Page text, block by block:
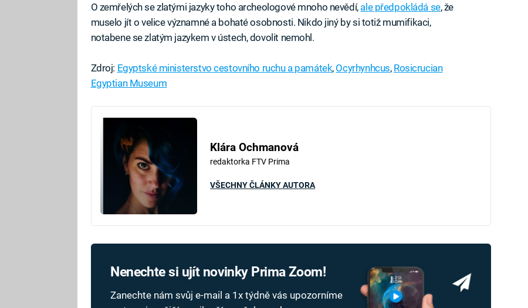
O zemřelých se zlatými jazyky toho archeologové mnoho nevědí, ale předpokládá se, že
muselo jít o velice významné a bohaté osobnosti. Nikdo jiný by si totiž mumifikaci,
notabene se zlatým jazykem v ústech, dovolit nemohl.
Zdroj: Egyptské ministerstvo cestovního ruchu a památek, Ocyrhynhcus, Rosicrucian
Egyptian Museum
Klára Ochmanová
redaktorka FTV Prima
VŠECHNY ČLÁNKY AUTORA
Nenechte si ujít novinky Prima Zoom!
Zanechte nám svůj e-mail a 1x týdně vás upozorníme